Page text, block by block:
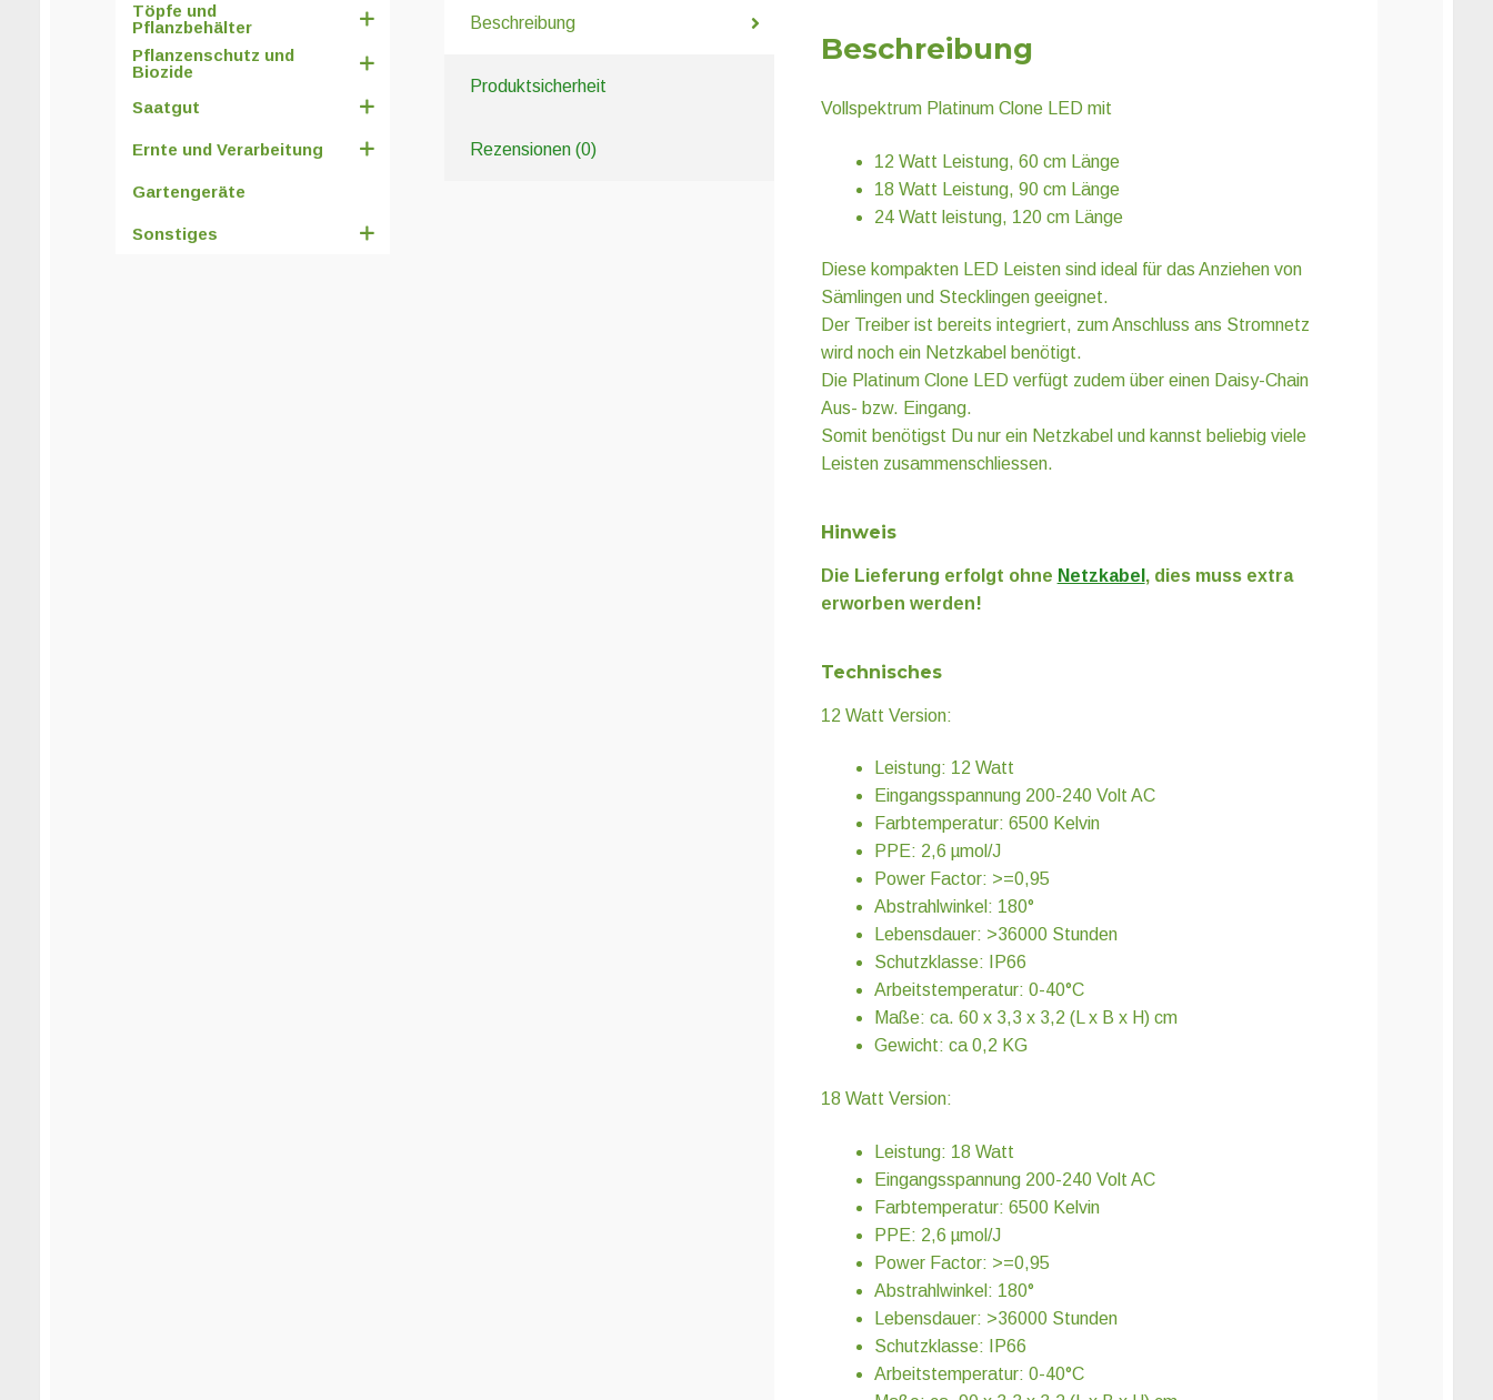
Beschreibung
Produktsicherheit
Rezensionen (0)
Beschreibung
Vollspektrum Platinum Clone LED mit
12 Watt Leistung, 60 cm Länge
18 Watt Leistung, 90 cm Länge
24 Watt leistung, 120 cm Länge
Diese kompakten LED Leisten sind ideal für das Anziehen von
Sämlingen und Stecklingen geeignet.
Der Treiber ist bereits integriert, zum Anschluss ans Stromnetz
wird noch ein Netzkabel benötigt.
Die Platinum Clone LED verfügt zudem über einen Daisy-Chain
Aus- bzw. Eingang.
Somit benötigst Du nur ein Netzkabel und kannst beliebig viele
Leisten zusammenschliessen.
Hinweis
Die Lieferung erfolgt ohne Netzkabel , dies muss extra
erworben werden!
Technisches
12 Watt Version:
Leistung: 12 Watt
Eingangsspannung 200-240 Volt AC
Farbtemperatur: 6500 Kelvin
PPE: 2,6 µmol/J
Power Factor: >=0,95
Abstrahlwinkel: 180°
Lebensdauer: >36000 Stunden
Schutzklasse: IP66
Arbeitstemperatur: 0-40°C
Maße: ca. 60 x 3,3 x 3,2 (L x B x H) cm
Gewicht: ca 0,2 KG
18 Watt Version:
Leistung: 18 Watt
Eingangsspannung 200-240 Volt AC
Farbtemperatur: 6500 Kelvin
PPE: 2,6 µmol/J
Power Factor: >=0,95
Abstrahlwinkel: 180°
Lebensdauer: >36000 Stunden
Schutzklasse: IP66
Arbeitstemperatur: 0-40°C
Töpfe und
Pflanzbehälter
Pflanzenschutz und
Biozide
Saatgut
Ernte und Verarbeitung
Gartengeräte
Sonstiges